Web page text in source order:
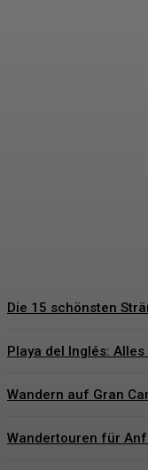
Die 15 schönsten
Playa del Inglés:
Wandern auf Gran
Wandertouren für